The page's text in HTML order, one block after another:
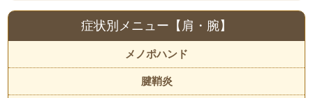
症状別メニュー【肩・腕】
メノポハンド
腱鞘炎